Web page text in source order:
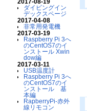
ダイビングイン
デックスページ
2017-04-08
非常用発電機
2017-03-19
Raspberry Pi 3へ
のCentOS7のイ
ンストール Xwin
dow編
2017-03-11
USB温度計
Raspberry Pi 3へ
のCentOS7のイ
ンストール 基
本編
RapberryPi-赤外
線リモコン